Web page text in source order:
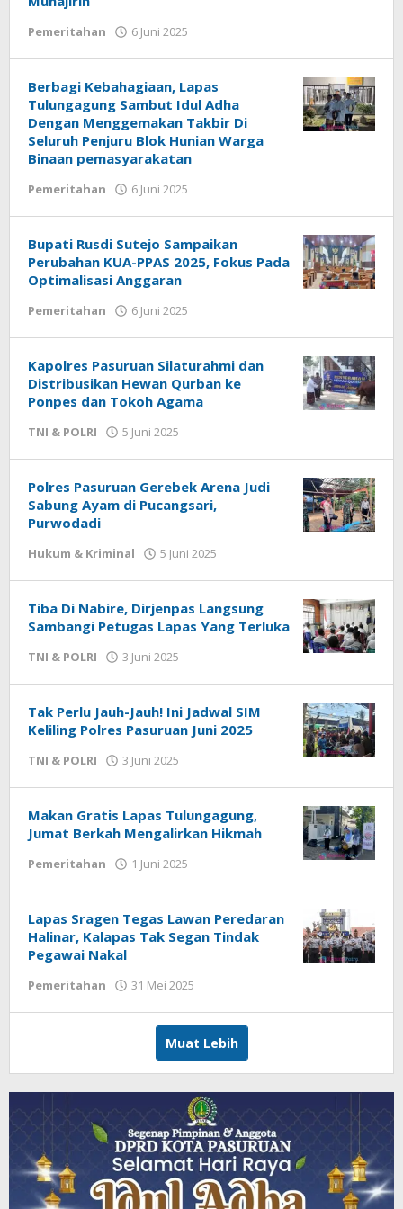
Pemeritahan 6 Juni 2025
Berbagi Kebahagiaan, Lapas
Tulungagung Sambut Idul Adha
Dengan Menggemakan Takbir Di
Seluruh Penjuru Blok Hunian Warga
Binaan pemasyarakatan
Pemeritahan 6 Juni 2025
Bupati Rusdi Sutejo Sampaikan
Perubahan KUA-PPAS 2025, Fokus Pada
Optimalisasi Anggaran
Pemeritahan 6 Juni 2025
Kapolres Pasuruan Silaturahmi dan
Distribusikan Hewan Qurban ke
Ponpes dan Tokoh Agama
TNI & POLRI 5 Juni 2025
Polres Pasuruan Gerebek Arena Judi
Sabung Ayam di Pucangsari,
Purwodadi
Hukum & Kriminal 5 Juni 2025
Tiba Di Nabire, Dirjenpas Langsung
Sambangi Petugas Lapas Yang Terluka
TNI & POLRI 3 Juni 2025
Tak Perlu Jauh-Jauh! Ini Jadwal SIM
Keliling Polres Pasuruan Juni 2025
TNI & POLRI 3 Juni 2025
Makan Gratis Lapas Tulungagung,
Jumat Berkah Mengalirkan Hikmah
Pemeritahan 1 Juni 2025
Lapas Sragen Tegas Lawan Peredaran
Halinar, Kalapas Tak Segan Tindak
Pegawai Nakal
Pemeritahan 31 Mei 2025
Muat Lebih